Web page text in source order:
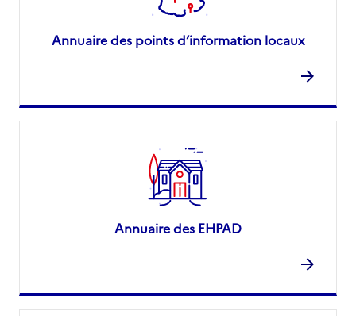
Annuaire des points d’information locaux
Annuaire des EHPAD